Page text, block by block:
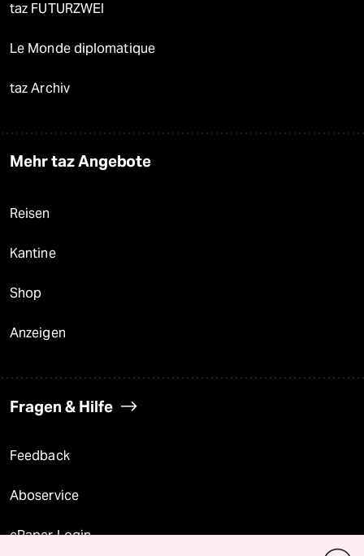
taz FUTURZWEI
Le Monde diplomatique
taz Archiv
Mehr taz Angebote
Reisen
Kantine
Shop
Anzeigen
Fragen & Hilfe
Feedback
Aboservice
ePaper Login